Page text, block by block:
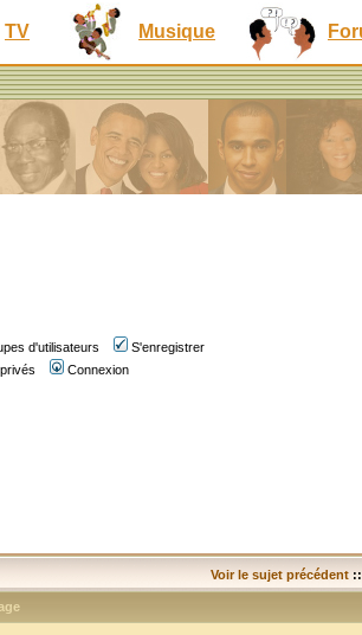
TV Musique
d'utilisateurs
S'enregistrer
Connexion
Voir le sujet précédent ::